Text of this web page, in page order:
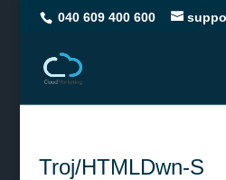
040 609 400 600
Troj/HTMLDwn-S